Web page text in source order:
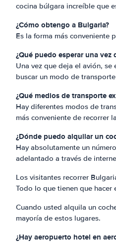
cocina búlgara increíble que
¿Cómo obtengo a Bulgaria?
Es la forma más conveniente
¿Qué puedo esperar una
Una vez que deja el avión,
buscar un modo de
¿Qué medios de transporte
Hay diferentes modos de
más conveniente de recorrer
¿Dónde puedo alquilar un
Hay absolutamente un
adelantado a través de
Los visitantes recorrer
Todo lo que tienen que hacer
Cuando usted alquila un
mayoría de estos lugares.
¿Hay aeropuerto hotel en